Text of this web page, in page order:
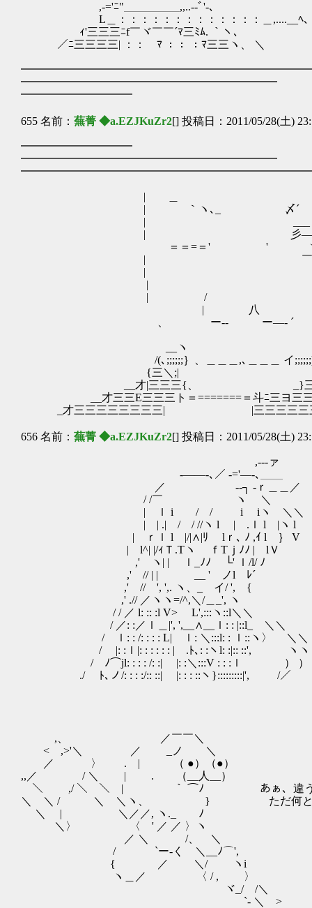
,-='ﾆ"＿＿＿＿＿,,..--ﾞ'-､
L＿：：：：：：：：：：：：：＿,....__ﾍ
ｨ'三三三ﾆf￣ヾ￣￣´ﾏ三ﾐﾑ. ｀ヽ、
／ﾆ三三三三| ：： ﾏ ：： ：ﾏ三三ヽ、 ＼
━━━━━━━━━━━━━━━━━━━━━━━
━━━━━━━━━━
655 名前： 蕪菁 ◆a.EZJKuZr2[] 投稿日：2011/05/28(土)
━━━━━━━━━━
━━━━━━━━━━━━━━━━━━━━━━━
| ＿ ＿＿
| ｀ヽ､_ 〆
|
| 彡―┬‐┬‐
＝＝=＝' ' ヽ＿
| ￣
|
| ! ……な
| / ヽ 先生は本当に、
| 八 ﾉ ,' 思って
、 ー‐‐ ー―‐ ´
__ヽ
/(､;;;;;;｝、＿＿＿,､＿＿＿ イ
{三＼;| |;／
__才|三三三{、 _}三三|
__才三三E三三三ト＝=======＝斗ﾆ三ヨ三三
_才三三三三三三三三| |三三三三三三
656 名前： 蕪菁 ◆a.EZJKuZr2[] 投稿日：2011/05/28(土)
,--‐ァ
-――-､／ -='―-､＿＿
／ -‐┐ -ｒ＿＿／
/ /￣ ヽ ＼
| ｌ i / / i iヽ ＼＼
| | .| / / //ヽ l | .ｌ l |ヽ l
| ｒｌ l |/|∧|ﾘ lｒ､ ﾉ ,ｲ l ｝ V
| l^| |/ｨＴ.Tヽ ｆTｊﾉﾉ | lＶ
,' ヽ| | ゝｌ_ﾉﾉ └' ｌ/l/ ﾉ ん……やらな
,' // | | __ ' ノl ﾚ´
,' // ', ',. ヽ、_ イ/ ', {
,' .// ／ヽヽ=/^,＼/＿_', ヽ
/ / ／ l: :: :l V> L',:::ヽ::l＼＼
/ ／: :／ｌ＿|', ',__∧__ｌ: : |::l_ ＼＼
/ ｌ: : /: : : : L| ｌ: ＼:::l: : ｌ::ヽ〉 ＼＼
/ |: :ｌ|: : : : : : | .ﾄ､: :ヽl: :|:: ::', ヽヽ
/ ﾉ⌒jl: : : : /: :| |: :＼:::V : : :ｌ ） ）
./ ﾄ､ノ/: : : :/:: ::| |: : : ::ヽ}:::::::::|', /／
,、 ／￣￣＼
< ,>'＼ ／ _ノ ＼
／ 〉 . | （ ●）（●）
,,／ / ＼ | . （__人__）
＼ ,/ ＼ ＼ | ｀ ⌒ﾉ あぁ、違う違う。そ
＼ ＼ / ＼ ＼ヽ、 } ただ何とい
＼ | ＼／／, ヽ._ ﾉ
＼〉 〈 ' ／ ／ 〉ヽ
／ ＼ /、 ＼
/ `ー‐く ＼__ﾉ⌒',
{ ／ ＼/ ヽi
ヽ＿／ 〈 / , 〉
ヾ_/ /＼
`‐ ＼ >